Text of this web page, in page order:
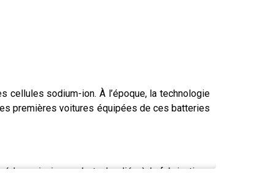
cellules sodium-ion. À l’époque, la technologie
premières voitures équipées de ces batteries